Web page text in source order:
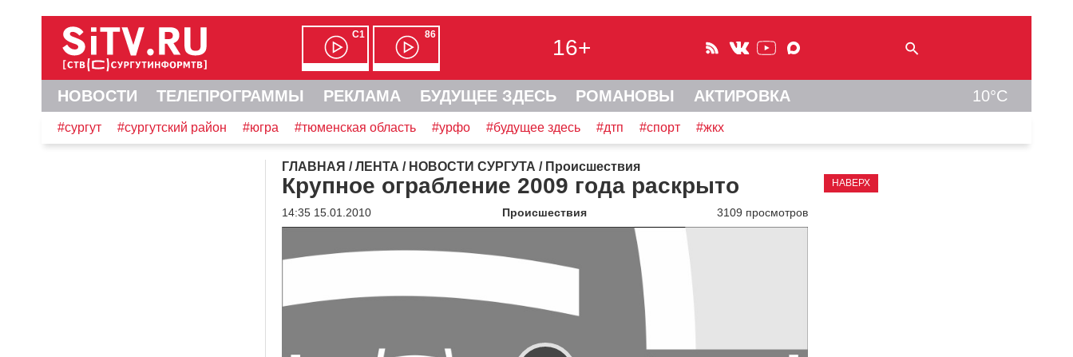
С1 86
16+
НОВОСТИ ТЕЛЕПРОГРАММЫ РЕКЛАМА БУДУЩЕЕ ЗДЕСЬ РОМАНОВЫ АКТИРОВКА 10°C
#сургут #сургутский район #югра #тюменская область #урфо #будущее здесь #дтп #спорт #жкх
ГЛАВНАЯ /ЛЕНТА / НОВОСТИ СУРГУТА / Происшествия
Крупное ограбление 2009 года раскрыто
14:35 15.01.2010 Происшествия 3109 просмотров
НАВЕРХ